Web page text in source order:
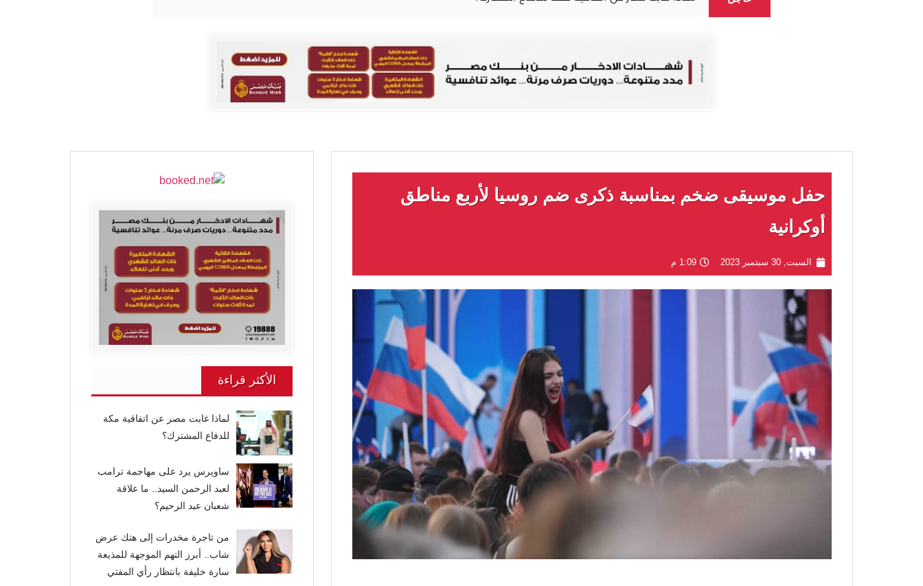
حفل موسيقى ضخم بمناسبة ذكرى ضم روسيا لأربع مناطق
أوكرانية
السبت, 30 سبتمبر 2023 1:09 م
الأكثر قراءة
لماذا غابت مصر عن اتفاقية مكة
للدفاع المشترك؟
ساويرس يرد على مهاجمة ترامب
لعبد الرحمن السيد.. ما علاقة
شعبان عبد الرحيم؟
من تاجرة مخدرات إلى هتك عرض
شاب.. أبرز التهم الموجهة للمذيعة
سارة خليفة بانتظار رأي المفتي